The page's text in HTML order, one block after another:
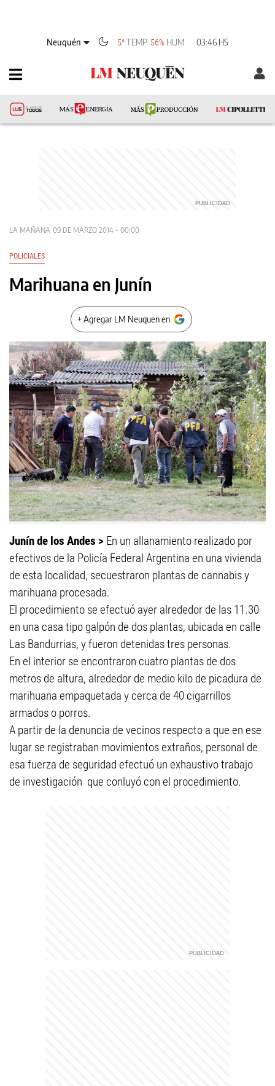
Neuquén 5°TEMP 56% HUM 03:46 HS
LA MAÑANA 09 DE MARZO 2014 - 00:00
POLICIALES
Marihuana en Junín
+ Agregar LM Neuquen en
Junín de los Andes > En un allanamiento realizado por
efectivos de la Policía Federal Argentina en una vivienda
de esta localidad, secuestraron plantas de cannabis y
marihuana procesada.
El procedimiento se efectuó ayer alrededor de las 11.30
en una casa tipo galpón de dos plantas, ubicada en calle
Las Bandurrias, y fueron detenidas tres personas.
En el interior se encontraron cuatro plantas de dos
metros de altura, alrededor de medio kilo de picadura de
marihuana empaquetada y cerca de 40 cigarrillos
armados o porros.
A partir de la denuncia de vecinos respecto a que en ese
lugar se registraban movimientos extraños, personal de
esa fuerza de seguridad efectuó un exhaustivo trabajo
de investigación que conluyó con el procedimiento.